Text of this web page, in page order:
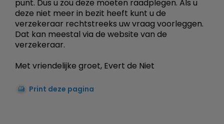
punt. Dus u zou deze moeten raadplegen. Als u
deze niet meer in bezit heeft kunt u de
verzekeraar rechtstreeks uw vraag voorleggen.
Dat kan meestal via de website van de
verzekeraar.
Met vriendelijke groet, Evert de Niet
Print deze pagina